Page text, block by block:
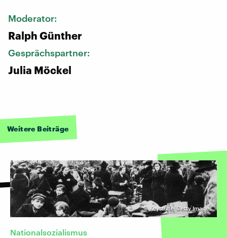
Moderator:
Ralph Günther
Gesprächspartner:
Julia Möckel
Weitere Beiträge
©Keystone/Getty Images
Nationalsozialismus